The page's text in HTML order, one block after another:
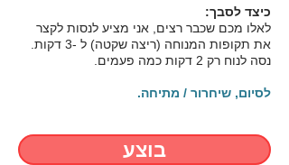
כיצד לסבך:
לאלו מכם שכבר רצים, אני מציע לנסות לקצר
את תקופות המנוחה (ריצה שקטה) ל -3 דקות.
נסה לנוח רק 2 דקות כמה פעמים.
לסיום, שיחרור / מתיחה.
בוצע